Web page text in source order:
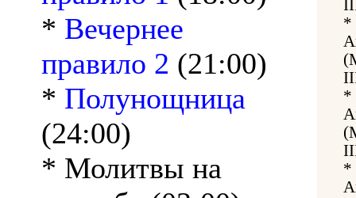
* Вечернее
правило 2 (21:00)
* Полунощница
(24:00)
* Молитвы на
*
*
*